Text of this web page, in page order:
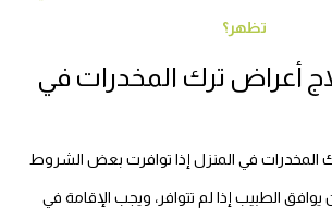
تظهر؟
أعراض ترك المخدرات في
المخدرات في المنزل إذا توافرت بعض الشروط
يوافق الطبيب إذا لم تتوافر، ويجب الإقامة في